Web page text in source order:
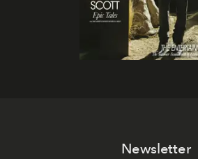
Newsletter